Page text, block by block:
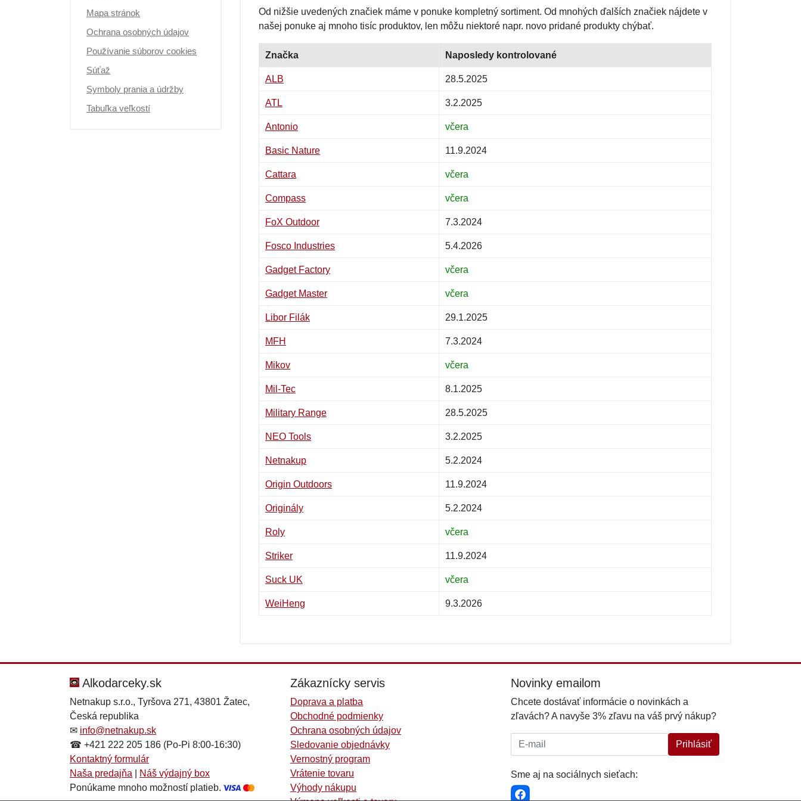
Mapa stránok
Ochrana osobných údajov
Používanie súborov cookies
Súťaž
Symboly prania a údržby
Tabuľka veľkostí
Od nižšie uvedených značiek máme v ponuke kompletný sortiment. Od mnohých ďalších značiek nájdete v
našej ponuke aj mnoho tisíc produktov, len môžu niektoré napr. novo pridané produkty chýbať.
Značka Naposledy kontrolované
ALB 28.5.2025
ATL 3.2.2025
Antonio včera
Basic Nature 11.9.2024
Cattara včera
Compass včera
FoX Outdoor 7.3.2024
Fosco Industries 5.4.2026
Gadget Factory včera
Gadget Master včera
Libor Filák 29.1.2025
MFH 7.3.2024
Mikov včera
Mil-Tec 8.1.2025
Military Range 28.5.2025
NEO Tools 3.2.2025
Netnakup 5.2.2024
Origin Outdoors 11.9.2024
Originály 5.2.2024
Roly včera
Striker 11.9.2024
Suck UK včera
WeiHeng 9.3.2026
Alkodarceky.sk
Netnakup s.r.o., Tyršova 271, 43801 Žatec,
Česká republika
✉ info@netnakup.sk
☎ +421 222 205 186 (Po-Pi 8:00-16:30)
Kontaktný formulár
Naša predajňa
Náš výdajný box
Ponúkame mnoho možností platieb.
Zákaznícky servis
Doprava a platba
Obchodné podmienky
Ochrana osobných údajov
Sledovanie objednávky
Vernostný program
Vrátenie tovaru
Výhody nákupu
Novinky emailom
Chcete dostávať informácie o novinkách a
zľavách? A navyše 3% zľavu na váš prvý nákup?
E-mail: Prihlásiť
Sme aj na sociálnych sieťach: